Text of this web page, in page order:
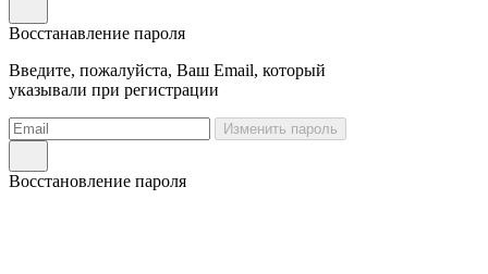
Восстанавление пароля
Введите, пожалуйста, Ваш Email, который
указывали при регистрации
Изменить пароль
Восстановление пароля